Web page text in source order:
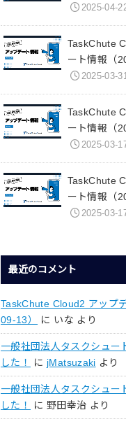
2025-04-
TaskChute
ート情報（
2025-03-31
TaskChute
ート情報（
2025-03-
TaskChute
ート情報（
2025-03-
最近のコメント
TaskChute Cloud2 アップ
09-13）
に いな より
一般社団法人タスクシュー
した！
に jMatsuzaki より
一般社団法人タスクシュー
した！
に野田幸治 より